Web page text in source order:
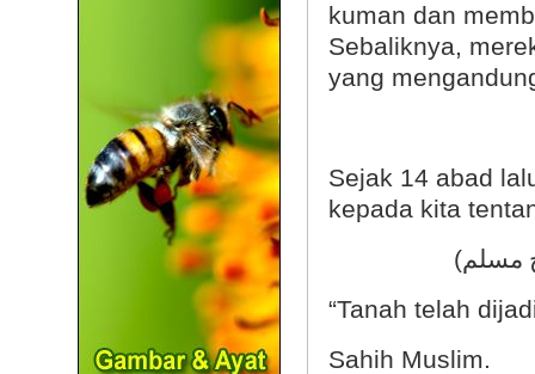
kuman dan
Sebaliknya,
yang
Sejak 14 abad
kepada kita
(مسلم
“Tanah telah
Sahih Muslim.